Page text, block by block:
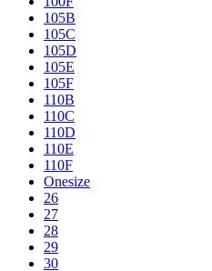
105B
105C
105D
105E
105F
110B
110C
110D
110E
110F
Onesize
26
27
28
29
30